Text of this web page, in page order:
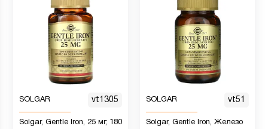
SOLGAR vt1305
Solgar, Gentle Iron, 25 мг, 180
SOLGAR vt51
Solgar, Gentle Iron, Железо